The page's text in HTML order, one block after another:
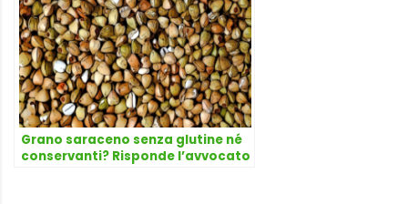
Grano saraceno senza glutine né
conservanti? Risponde l’avvocato